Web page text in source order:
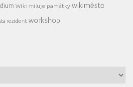
Wiki miluje památky wikiměsto
rezident workshop